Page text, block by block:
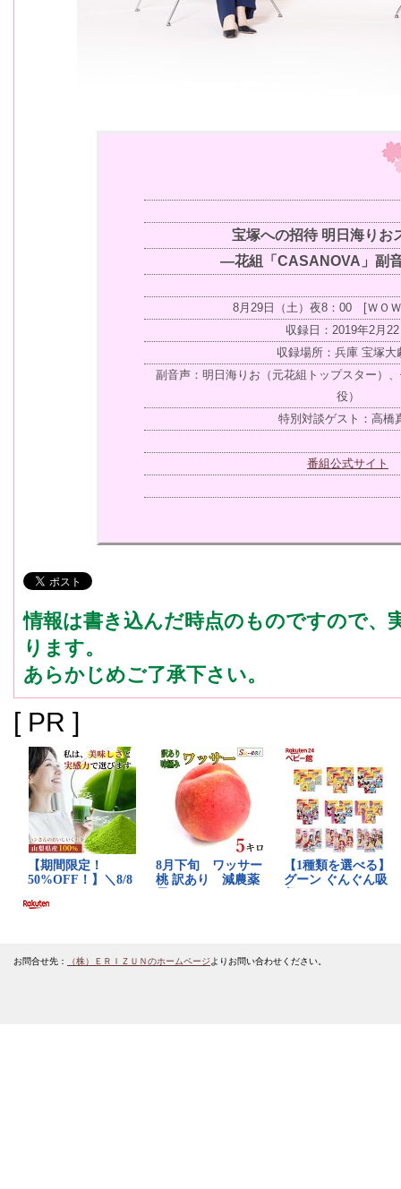
宝塚への招待 明日海りお
―花組「CASANOVA」副
8月29日（土）夜8：00 [ＷＯ
収録日：2019年2月
収録場所：兵庫 宝塚大
副音声：明日海りお（元花組トップスター）
役）
特別対談ゲスト：高橋
番組公式サイト
情報は書き込んだ時点のものですので、
ります。
あらかじめご了承下さい。
[ PR ]
お問合せ先： （株）ＥＲＩＺＵＮのホームページよりお問い合わせください。